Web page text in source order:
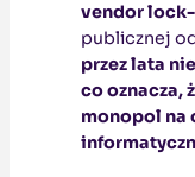
vendor
publicznej
przez lata
co oznacza,
monopol na